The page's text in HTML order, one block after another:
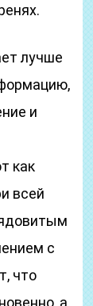
лучше
и
как
всей
с
что
а